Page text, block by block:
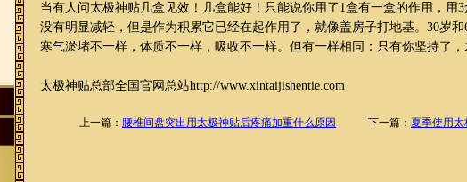
当有人问太极神贴几盒见效！几盒能好！只能说你用了1盒有一盒的作用，用
没有明显减轻，但是作为积累它已经在起作用了，就像盖房子打地基。30岁
寒气淤堵不一样，体质不一样，吸收不一样。但有一样相同：只有你坚持了，
太极神贴总部全国官网总站http://www.xintaijishentie.com
上一篇： 腰椎间盘突出用太极神贴后疼痛加重什么原因 下一篇： 夏季使用太